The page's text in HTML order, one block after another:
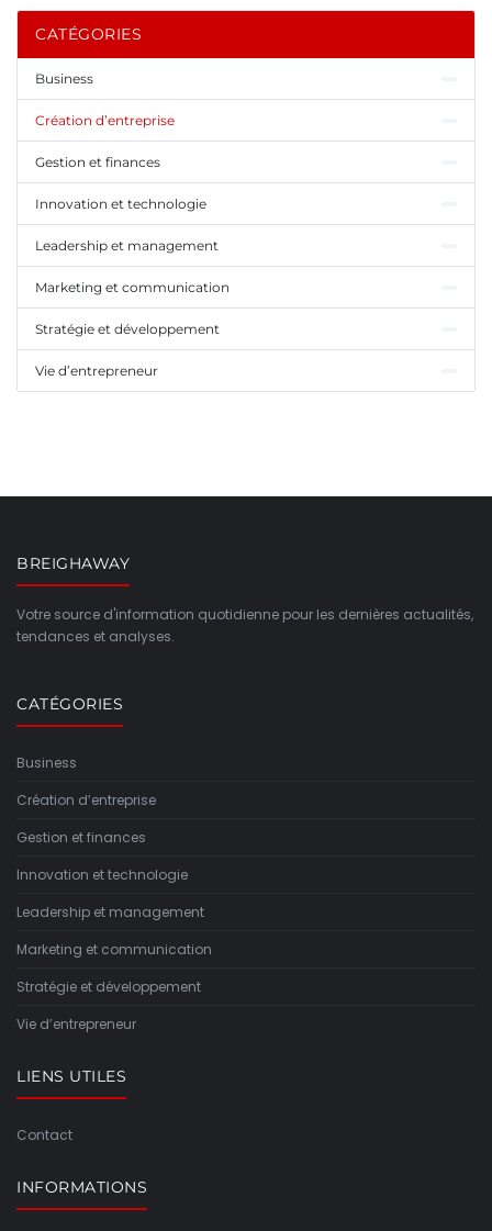
CATÉGORIES
Business
Création d’entreprise
Gestion et finances
Innovation et technologie
Leadership et management
Marketing et communication
Stratégie et développement
Vie d’entrepreneur
BREIGHAWAY
Votre source d'information quotidienne pour les dernières actualités,
tendances et analyses.
CATÉGORIES
Business
Création d’entreprise
Gestion et finances
Innovation et technologie
Leadership et management
Marketing et communication
Stratégie et développement
Vie d’entrepreneur
LIENS UTILES
Contact
INFORMATIONS